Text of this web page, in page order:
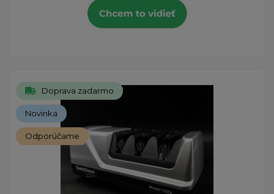
Doprava zadarmo
Novinka
Odporúčame